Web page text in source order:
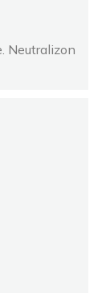
Neutralizon